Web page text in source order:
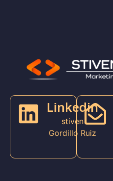
Linkedin
stiven
Gordillo Ruiz